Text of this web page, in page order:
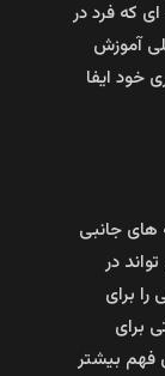
که فرد در
آموزش
خود ایفا
های جانبی
در
برای
برای
فهم بیشتر